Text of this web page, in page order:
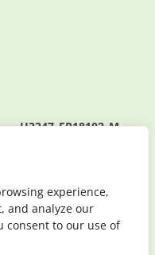
experience,
and analyze our
consent to our use of
H3347_EP18102_M